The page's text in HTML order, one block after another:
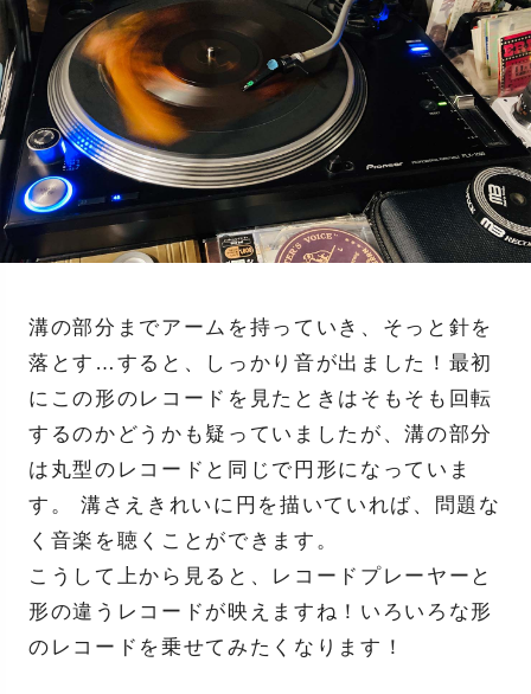
溝の部分までアームを持っていき、そっと針を
落とす…すると、しっかり音が出ました！最初
にこの形のレコードを見たときはそもそも回転
するのかどうかも疑っていましたが、溝の部分
は丸型のレコードと同じで円形になっていま
す。 溝さえきれいに円を描いていれば、問題な
く音楽を聴くことができます。
こうして上から見ると、レコードプレーヤーと
形の違うレコードが映えますね！いろいろな形
のレコードを乗せてみたくなります！